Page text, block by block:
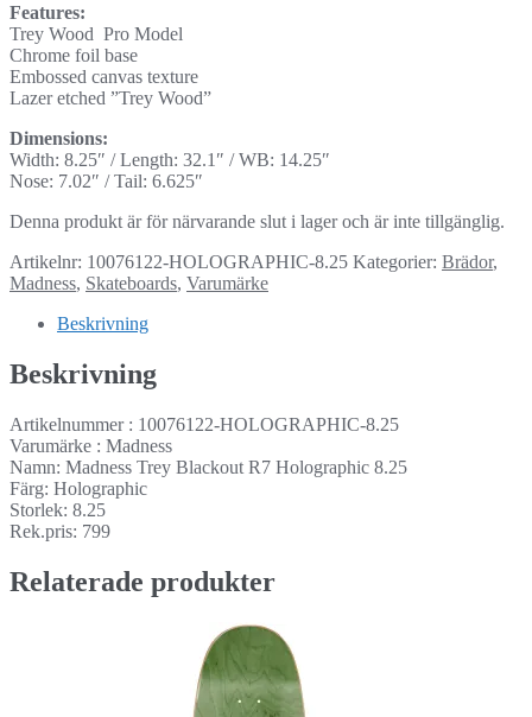
Features:
Trey Wood Pro Model
Chrome foil base
Embossed canvas texture
Lazer etched ”Trey Wood”
Dimensions:
Width: 8.25″ / Length: 32.1″ / WB: 14.25″
Nose: 7.02″ / Tail: 6.625″
Denna produkt är för närvarande slut i lager och är inte tillgänglig.
Artikelnr: 10076122-HOLOGRAPHIC-8.25 Kategorier: Brädor,
Madness, Skateboards, Varumärke
Beskrivning
Beskrivning
Artikelnummer : 10076122-HOLOGRAPHIC-8.25
Varumärke : Madness
Namn: Madness Trey Blackout R7 Holographic 8.25
Färg: Holographic
Storlek: 8.25
Rek.pris: 799
Relaterade produkter